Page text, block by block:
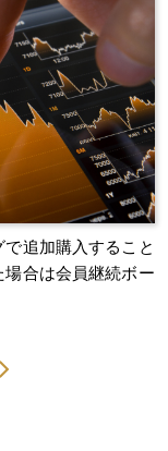
追加購入すること
合は会員継続ボー